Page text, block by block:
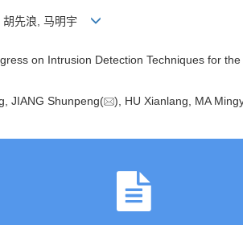
胡先浪, 马明宇
on Intrusion Detection Techniques for
JIANG Shunpeng( ), HU Xianlang, MA